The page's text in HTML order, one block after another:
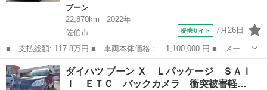
ブーン
22,870km
2022年
佐伯市
提携サイト 7月26日
■ 支払総額: 117.8万円 ■ 車両本体価格： 1,100,000 円 ■ メーカ
ー名： ダイハツ ■ 車種名： ブーン ■ グレード名： スタイ
ル ホワイトリミテッド ＳＡＩＩＩ 走行距離無制限１２ヶ月保証
付き 禁煙...
大分 佐伯市 ブーン
ダイハツ ブーン Ｘ Ｌパッケージ ＳＡＩ
Ｉ ＥＴＣ バックカメラ 衝突被害軽…